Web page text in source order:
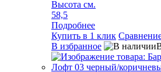
Высота см.
58,5
Подробнее
Купить в 1 клик
В избранное